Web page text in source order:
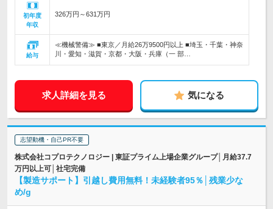
初年度
年収
326万円～631万円
給与
≪機械警備≫ ■東京／月給26万9500円以上 ■埼玉・千葉・神奈
川・愛知・滋賀・京都・大阪・兵庫（一 部…
求人詳細を見る 気になる
志望動機・自己PR不要
株式会社コプロテクノロジー | 東証プライム上場企業グループ│月給37.7
万円以上可│社宅完備
【製造サポート】引越し費用無料！未経験者95％│残業少な
め/g